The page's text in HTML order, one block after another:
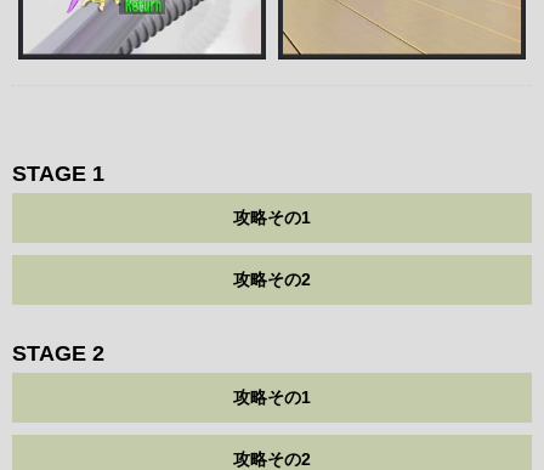
STAGE 1
攻略その1
攻略その2
STAGE 2
攻略その1
攻略その2